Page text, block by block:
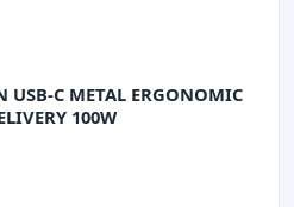
USB-C METAL ERGONOMIC
100W